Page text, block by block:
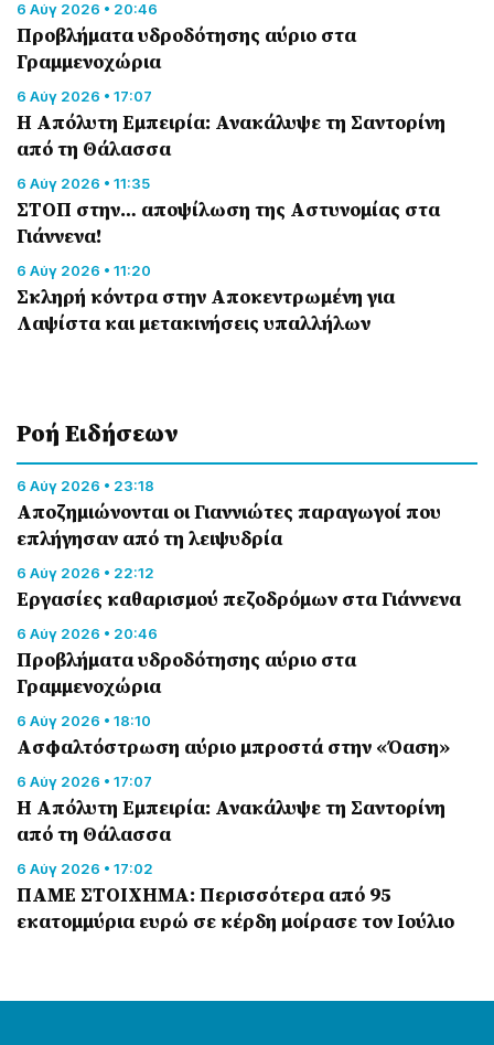
6 Αύγ 2026 • 20:46
Προβλήματα υδροδότησης αύριο στα
Γραμμενοχώρια
6 Αύγ 2026 • 17:07
Η Απόλυτη Εμπειρία: Ανακάλυψε τη Σαντορίνη
από τη Θάλασσα
6 Αύγ 2026 • 11:35
ΣΤΟΠ στην… αποψίλωση της Αστυνομίας στα
Γιάννενα!
6 Αύγ 2026 • 11:20
Σκληρή κόντρα στην Αποκεντρωμένη για
Λαψίστα και μετακινήσεις υπαλλήλων
Ροή Eιδήσεων
6 Αύγ 2026 • 23:18
Αποζημιώνονται οι Γιαννιώτες παραγωγοί που
επλήγησαν από τη λειψυδρία
6 Αύγ 2026 • 22:12
Εργασίες καθαρισμού πεζοδρόμων στα Γιάννενα
6 Αύγ 2026 • 20:46
Προβλήματα υδροδότησης αύριο στα
Γραμμενοχώρια
6 Αύγ 2026 • 18:10
Ασφαλτόστρωση αύριο μπροστά στην «Όαση»
6 Αύγ 2026 • 17:07
Η Απόλυτη Εμπειρία: Ανακάλυψε τη Σαντορίνη
από τη Θάλασσα
6 Αύγ 2026 • 17:02
ΠΑΜΕ ΣΤΟΙΧΗΜΑ: Περισσότερα από 95
εκατομμύρια ευρώ σε κέρδη μοίρασε τον Ιούλιο